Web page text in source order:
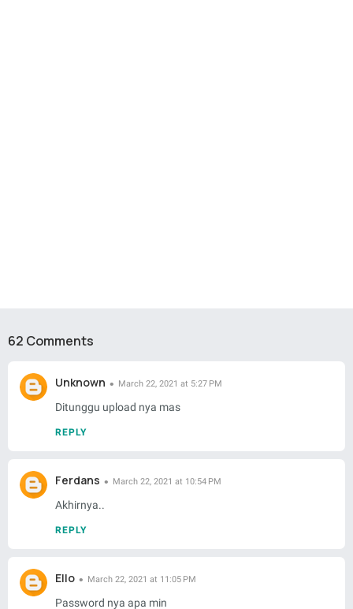
62 Comments
Unknown March 22, 2021 at 5:27 PM
Ditunggu upload nya mas
REPLY
Ferdans March 22, 2021 at 10:54 PM
Akhirnya..
REPLY
Ello March 22, 2021 at 11:05 PM
Password nya apa min